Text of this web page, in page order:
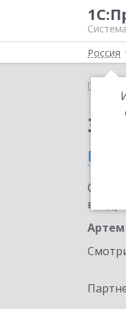
Россия
Главная
в
Артем